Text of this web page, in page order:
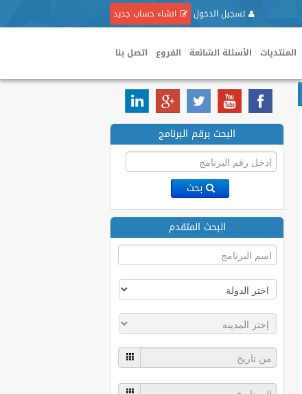
تسجيل الدخول انشاء حساب جديد
المنتديات الأسئلة الشائعة الفروع اتصل بنا
البحث برقم البرنامج
بحث
البحث المتقدم